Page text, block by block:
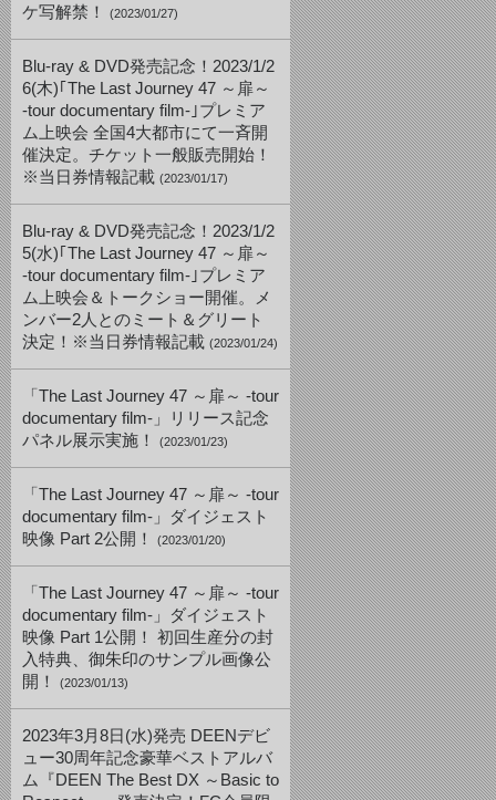
ケ写解禁！
(2023/01/27)
Blu-ray & DVD発売記念！2023/1/2
6(木)｢The Last Journey 47 ～扉～
-tour documentary film-｣プレミア
ム上映会 全国4大都市にて一斉開
催決定。チケット一般販売開始！
※当日券情報記載 (2023/01/17)
Blu-ray & DVD発売記念！2023/1/2
5(水)｢The Last Journey 47 ～扉～
-tour documentary film-｣プレミア
ム上映会＆トークショー開催。メ
ンバー2人とのミート＆グリート
決定！※当日券情報記載 (2023/01/24)
「The Last Journey 47 ～扉～ -tour
documentary film-」リリース記念
パネル展示実施！
(2023/01/23)
「The Last Journey 47 ～扉～ -tour
documentary film-」ダイジェスト
映像 Part 2公開！
(2023/01/20)
「The Last Journey 47 ～扉～ -tour
documentary film-」ダイジェスト
映像 Part 1公開！ 初回生産分の封
入特典、御朱印のサンプル画像公
開！
(2023/01/13)
2023年3月8日(水)発売 DEENデビ
ュー30周年記念豪華ベストアルバ
ム『DEEN The Best DX ～Basic to